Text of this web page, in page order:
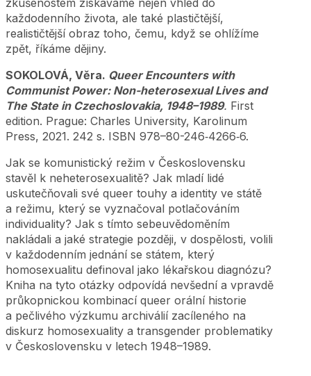
každodenního života, ale také plastičtější,
realističtější obraz toho, čemu, když se ohlížíme
zpět, říkáme dějiny.
SOKOLOVÁ, Věra. Queer Encounters with
Communist Power: Non-heterosexual Lives and
The State in Czechoslovakia, 1948–1989. First
edition. Prague: Charles University, Karolinum
Press, 2021. 242 s. ISBN 978–80-246‑4266‑6.
Jak se komunistický režim v Československu
stavěl k neheterosexualitě? Jak mladí lidé
uskutečňovali své queer touhy a identity ve státě
a režimu, který se vyznačoval potlačováním
individuality? Jak s tímto sebeuvědoměním
nakládali a jaké strategie později, v dospělosti, volili
v každodenním jednání se státem, který
homosexualitu definoval jako lékařskou diagnózu?
Kniha na tyto otázky odpovídá nevšední a vpravdě
průkopnickou kombinací queer orální historie
a pečlivého výzkumu archiválií zacíleného na
diskurz homosexuality a transgender problematiky
v Československu v letech 1948–1989.